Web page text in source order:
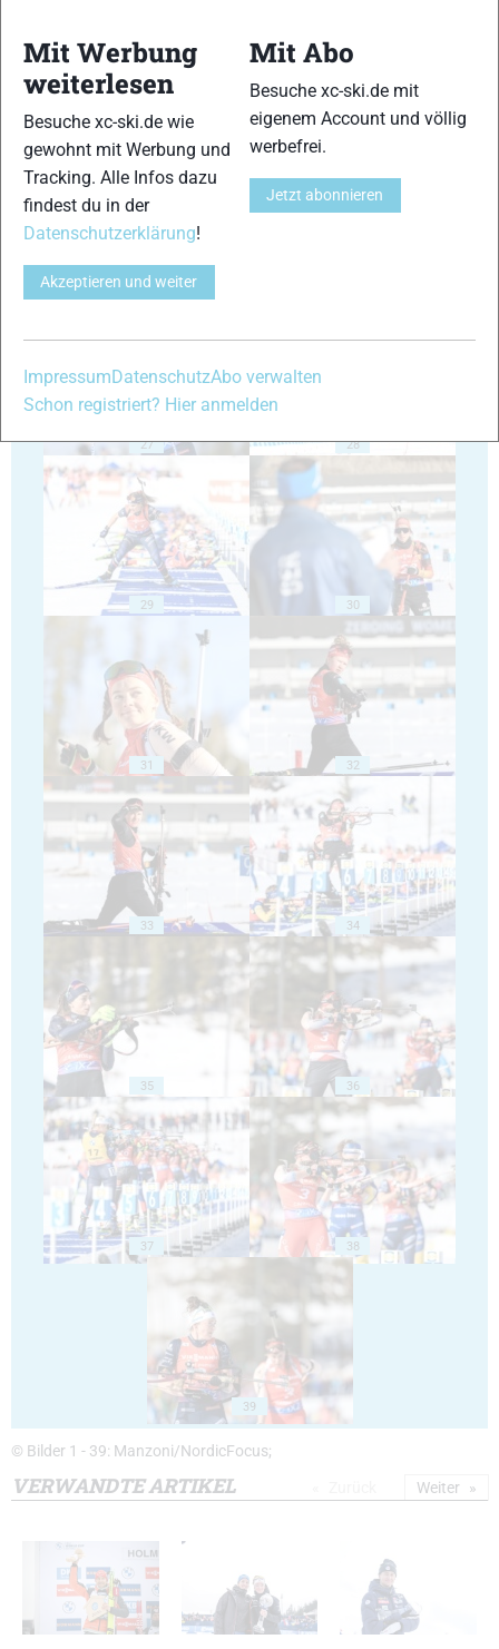
23 24
25
27 28
29 30
31 32
33 34
35 36
37 38
39
© Bilder 1 - 39: Manzoni/NordicFocus;
VERWANDTE ARTIKEL Weiter
Mit Werbung
weiterlesen
Besuche xc-ski.de wie
gewohnt mit Werbung und
Tracking. Alle Infos dazu
findest du in der
Datenschutzerklärung!
Akzeptieren und weiter
Mit Abo
Besuche xc-ski.de mit
eigenem Account und völlig
werbefrei.
Jetzt abonnieren
ImpressumDatenschutzAbo verwalten
Schon registriert? Hier anmelden